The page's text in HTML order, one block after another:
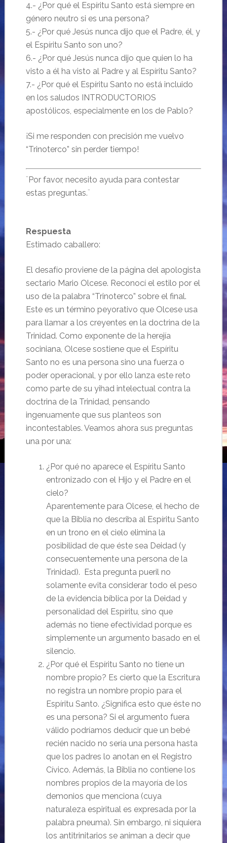
4.- ¿Por qué el Espíritu Santo está siempre en
género neutro si es una persona?
5.- ¿Por qué Jesús nunca dijo que el Padre, él, y
el Espíritu Santo son uno?
6.- ¿Por qué Jesús nunca dijo que quien lo ha
visto a él ha visto al Padre y al Espíritu Santo?
7.- ¿Por qué el Espíritu Santo no está incluido
en los saludos INTRODUCTORIOS
apostólicos, especialmente en los de Pablo?
¡Si me responden con precisión me vuelvo
“Trinoterco” sin perder tiempo!
¨Por favor, necesito ayuda para contestar
estas preguntas.¨
Respuesta
Estimado caballero:
El desafío proviene de la página del apologista
sectario Mario Olcese. Reconocí el estilo por el
uso de la palabra “Trinoterco” sobre el final.
Este es un término peyorativo que Olcese usa
para llamar a los creyentes en la doctrina de la
Trinidad. Como exponente de la herejía
sociniana, Olcese sostiene que el Espíritu
Santo no es una persona sino una fuerza o
poder operacional, y por ello lanza este reto
como parte de su yihad intelectual contra la
doctrina de la Trinidad, pensando
ingenuamente que sus planteos son
incontestables. Veamos ahora sus preguntas
una por una:
¿Por qué no aparece el Espíritu Santo
entronizado con el Hijo y el Padre en el
cielo?
Aparentemente para Olcese, el hecho de
que la Biblia no describa al Espíritu Santo
en un trono en el cielo elimina la
posibilidad de que éste sea Deidad (y
consecuentemente una persona de la
Trinidad). Esta pregunta pueril no
solamente evita considerar todo el peso
de la evidencia bíblica por la Deidad y
personalidad del Espíritu, sino que
además no tiene efectividad porque es
simplemente un argumento basado en el
silencio.
¿Por qué el Espíritu Santo no tiene un
nombre propio? Es cierto que la Escritura
no registra un nombre propio para el
Espíritu Santo. ¿Significa esto que éste no
es una persona? Si el argumento fuera
válido podríamos deducir que un bebé
recién nacido no sería una persona hasta
que los padres lo anotan en el Registro
Cívico. Además, la Biblia no contiene los
nombres propios de la mayoría de los
demonios que menciona (cuya
naturaleza espiritual es expresada por la
palabra pneuma). Sin embargo, ni siquiera
los antitrinitarios se animan a decir que